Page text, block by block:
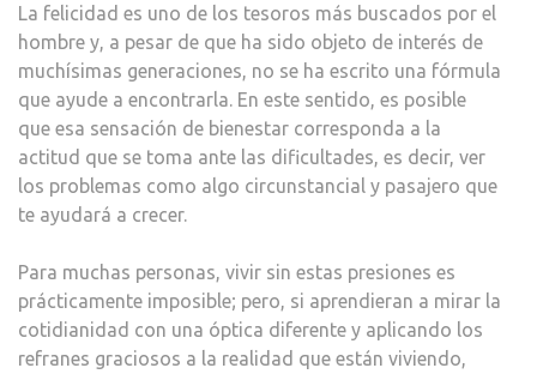
La felicidad es uno de los tesoros más buscados por el
hombre y, a pesar de que ha sido objeto de interés de
muchísimas generaciones, no se ha escrito una fórmula
que ayude a encontrarla. En este sentido, es posible
que esa sensación de bienestar corresponda a la
actitud que se toma ante las dificultades, es decir, ver
los problemas como algo circunstancial y pasajero que
te ayudará a crecer.
Para muchas personas, vivir sin estas presiones es
prácticamente imposible; pero, si aprendieran a mirar la
cotidianidad con una óptica diferente y aplicando los
refranes graciosos a la realidad que están viviendo,